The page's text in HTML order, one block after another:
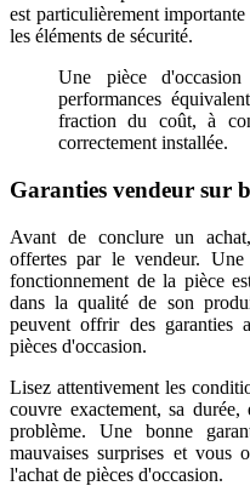
est particulièrement
les éléments de sécurité.
Une pièce
performances
fraction du coût, à
correctement installée.
Garanties vendeur sur
Avant de conclure un
offertes par le vendeur.
fonctionnement de la pièce
dans la qualité de son
peuvent offrir des garanties
pièces d'occasion.
Lisez attentivement les
couvre exactement, sa
problème. Une bonne
mauvaises surprises et
l'achat de pièces d'occasion.